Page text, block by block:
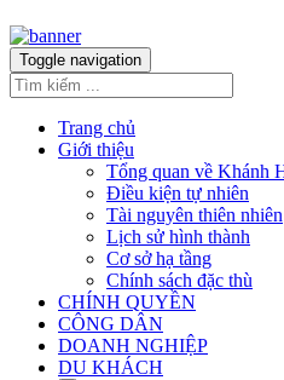
Toggle navigation
Trang chủ
Giới thiệu
Tổng quan về Khánh
Điều kiện tự nhiên
Tài nguyên thiên nhiên
Lịch sử hình thành
Cơ sở hạ tầng
Chính sách đặc thù
CHÍNH QUYỀN
CÔNG DÂN
DOANH NGHIỆP
DU KHÁCH